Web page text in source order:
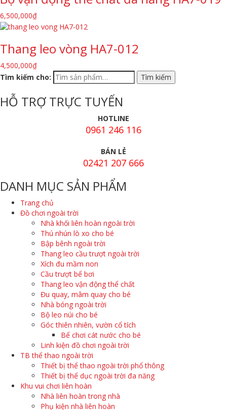
6,500,000₫
Thang leo vòng HA7-012
4,500,000₫
Tìm kiếm cho:
HỖ TRỢ TRỰC TUYẾN
HOTLINE
0961 246 116
BÁN LẺ
02421 207 666
DANH MỤC SẢN PHẨM
Trang chủ
Đồ chơi ngoài trời
Nhà khối liên hoàn ngoài trời
Thú nhún lò xo cho bé
Bập bênh ngoài trời
Thang leo cầu trượt ngoài trời
Xích đu mầm non
Cầu trượt bể bơi
Thang leo vận động thể chất
Đu quay, mâm quay cho bé
Nhà bóng ngoài trời
Bộ leo núi cho bé
Góc thiên nhiên, vườn cổ tích
Bể chơi cát nước cho bé
Linh kiện đồ chơi ngoài trời
TB thể thao ngoài trời
Thiết bị thể thao ngoài trời phổ thông
Thiết bị thể dục ngoài trời đa năng
Khu vui chơi liên hoàn
Nhà liên hoàn trong nhà
Phụ kiện nhà liên hoàn